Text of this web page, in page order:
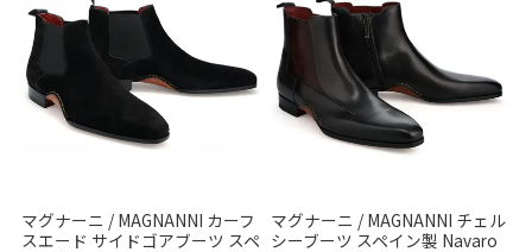
価格
サイズ
性別
マグナーニ / MAGNANNI カーフ
スエード サイドゴアブーツ スペ
マグナーニ / MAGNANNI チェル
シーブーツ スペイン製 Navaro